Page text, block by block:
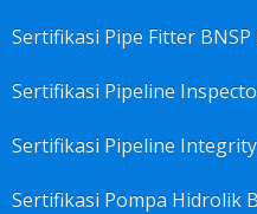
Sertifikasi Pipe Fitter BNSP
Sertifikasi Pipeline
Sertifikasi Pompa Hidrolik